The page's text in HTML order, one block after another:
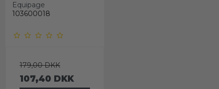
Equipage
103600018
179,00 DKK
107,40 DKK